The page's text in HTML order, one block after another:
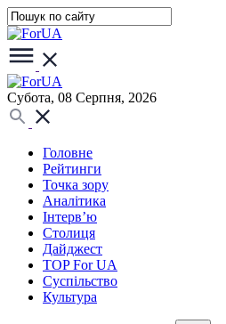
Субота, 08 Серпня, 2026
Головне
Рейтинги
Точка зору
Аналітика
Інтерв’ю
Столиця
Дайджест
TOP For UA
Суспiльство
Культура